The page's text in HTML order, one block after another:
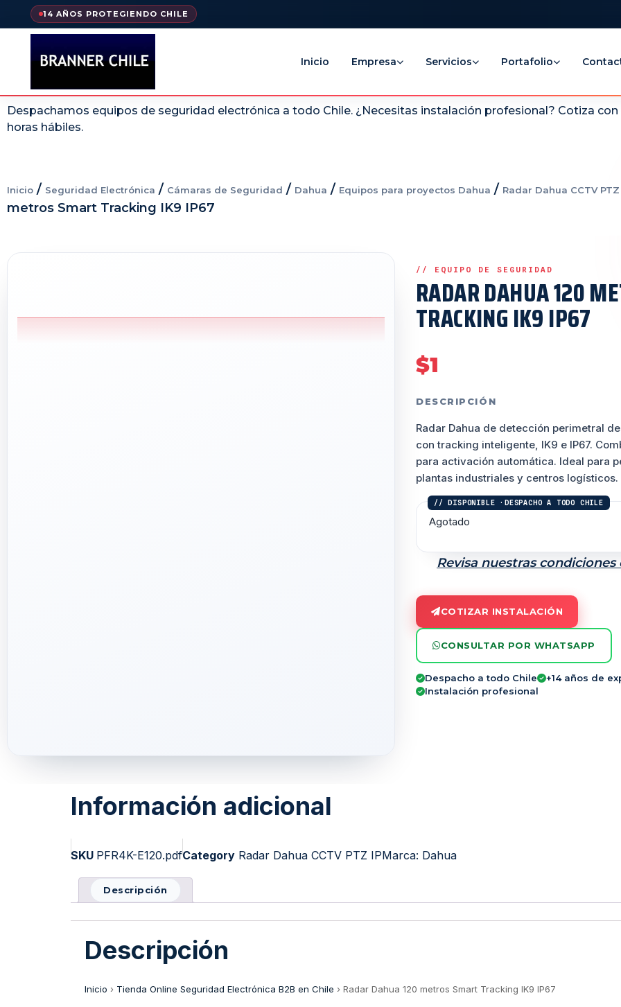
14 AÑOS PROTEGIENDO CHILE
Inicio Empresa Servicios Portafolio
Despachamos equipos de seguridad electrónica a todo Chile. ¿Necesitas instalación profesional? Cotiza
horas hábiles.
Inicio / Seguridad Electrónica / Cámaras de Seguridad / Dahua / Equipos para proyectos Dahua / Radar Dahua CCTV PTZ
metros Smart Tracking IK9 IP67
RADAR DAHUA 120
TRACKING IK9 IP67
$1
DESCRIPCIÓN
Radar Dahua de detección perimetral
con tracking inteligente, IK9 e IP67.
para activación automática. Ideal para
plantas industriales y centros logísticos.
Agotado
Revisa nuestras condiciones
COTIZAR INSTALACIÓN
CONSULTAR POR WHATSAPP
Despacho a todo Chile
+14 años de
Instalación profesional
Información adicional
SKU PFR4K-E120.pdfCategory Radar Dahua CCTV PTZ IPMarca: Dahua
Descripción
Descripción
Inicio › Tienda Online Seguridad Electrónica B2B en Chile › Radar Dahua 120 metros Smart Tracking IK9 IP67